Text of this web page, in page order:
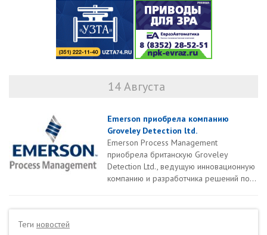
14 Августа
Emerson приобрела компанию
Groveley Detection ltd.
Emerson Process Management
приобрела британскую Groveley
Detection Ltd., ведущую инновационную
компанию и разработчика решений по...
Теги новостей